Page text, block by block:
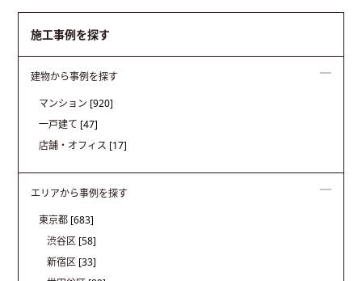
施工事例を探す
建物から事例を探す
マンション [920]
一戸建て [47]
店舗・オフィス [17]
エリアから事例を探す
東京都 [683]
渋谷区 [58]
新宿区 [33]